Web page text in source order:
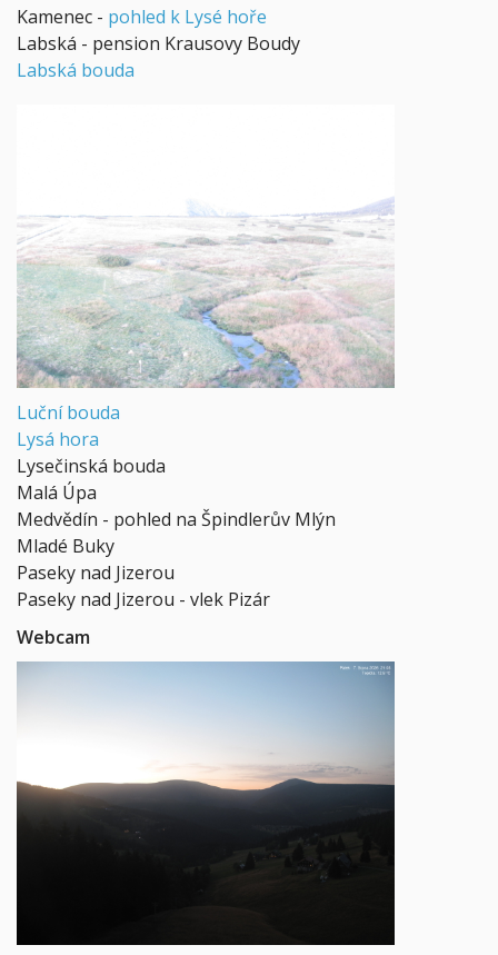
Kamenec - pohled k Lysé hoře
Labská - pension Krausovy Boudy
Labská bouda
Luční bouda
Lysá hora
Lysečinská bouda
Malá Úpa
Medvědín - pohled na Špindlerův Mlýn
Mladé Buky
Paseky nad Jizerou
Paseky nad Jizerou - vlek Pizár
Webcam